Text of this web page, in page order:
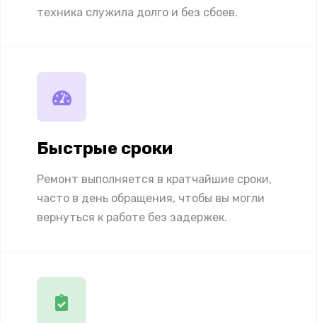
техника служила долго и без сбоев.
Быстрые сроки
Ремонт выполняется в кратчайшие сроки,
часто в день обращения, чтобы вы могли
вернуться к работе без задержек.